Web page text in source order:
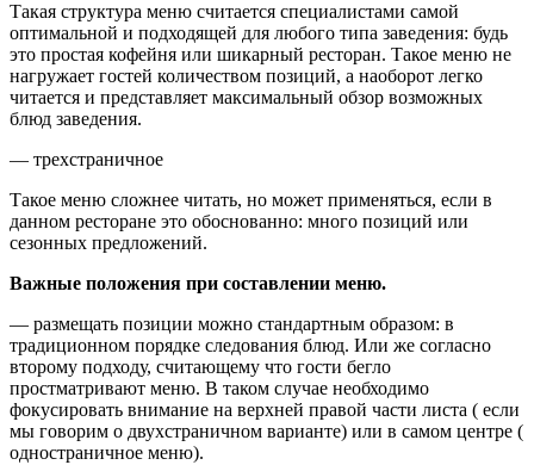
Такая структура меню считается специалистами самой
оптимальной и подходящей для любого типа заведения: будь
это простая кофейня или шикарный ресторан. Такое меню не
нагружает гостей количеством позиций, а наоборот легко
читается и представляет максимальный обзор возможных
блюд заведения.
— трехстраничное
Такое меню сложнее читать, но может применяться, если в
данном ресторане это обоснованно: много позиций или
сезонных предложений.
Важные положения при составлении меню.
— размещать позиции можно стандартным образом: в
традиционном порядке следования блюд. Или же согласно
второму подходу, считающему что гости бегло
простматривают меню. В таком случае необходимо
фокусировать внимание на верхней правой части листа ( если
мы говорим о двухстраничном варианте) или в самом центре (
одностраничное меню).